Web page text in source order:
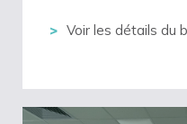
Voir les détails du